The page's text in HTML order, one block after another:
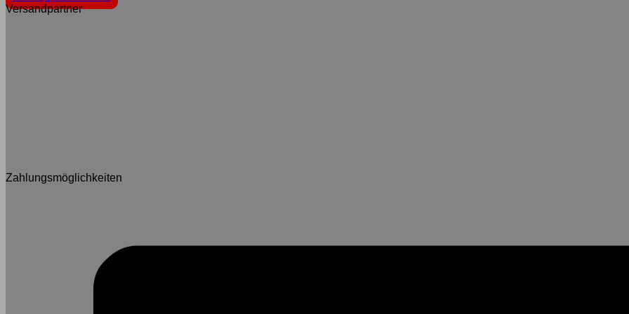
Versandpartner
Zahlungsmöglichkeiten